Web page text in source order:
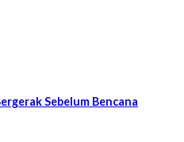
Sebelum Bencana